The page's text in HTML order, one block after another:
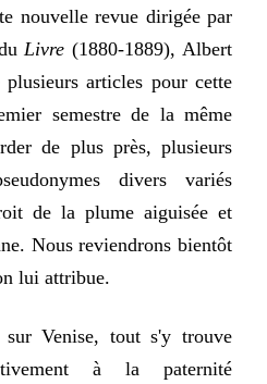
nouvelle revue dirigée par
Livre (1880-1889), Albert
articles pour cette
semestre de la même
de plus près, plusieurs
divers variés
de la plume aiguisée et
Nous reviendrons bientôt
lui attribue.
sur Venise, tout s'y trouve
à la paternité